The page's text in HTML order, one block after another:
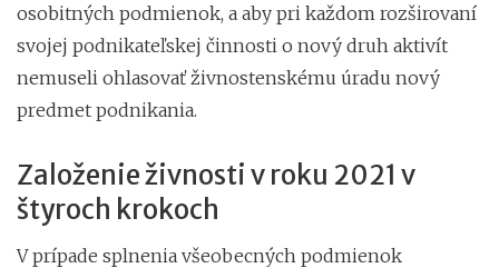
osobitných podmienok, a aby pri každom rozširovaní
svojej podnikateľskej činnosti o nový druh aktivít
nemuseli ohlasovať živnostenskému úradu nový
predmet podnikania.
Založenie živnosti v roku 2021 v
štyroch krokoch
V prípade splnenia všeobecných podmienok